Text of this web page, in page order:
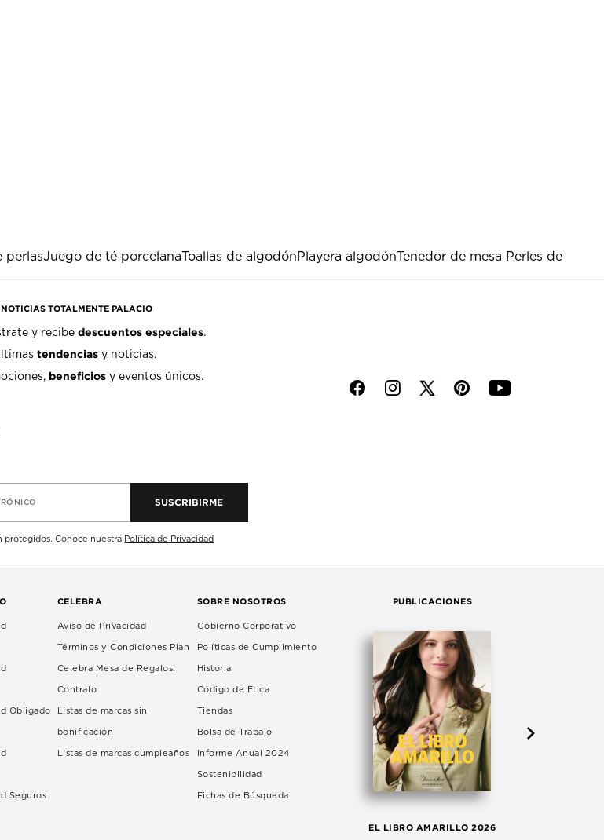
perlasJuego de té porcelanaToallas de algodónPlayera algodónTenedor de mesa Perles de
TOTALMENTE PALACIO
y recibedescuentos especiales.
tendencias y noticias.
beneficios y eventos únicos.
SUSCRIBIRME
protegidos. Conoce nuestra Política de Privacidad
f i p y
Obligado
Seguros
CELEBRA
Aviso de Privacidad
Términos y Condiciones Plan
Celebra Mesa de Regalos.
Contrato
Listas de marcas sin
bonificación
Listas de marcas cumpleaños
SOBRE NOSOTROS
Gobierno Corporativo
Políticas de Cumplimiento
Historia
Código de Ética
Tiendas
Bolsa de Trabajo
Informe Anual 2024
Sostenibilidad
Fichas de Búsqueda
PUBLICACIONES
EL LIBRO AMARILLO 2026